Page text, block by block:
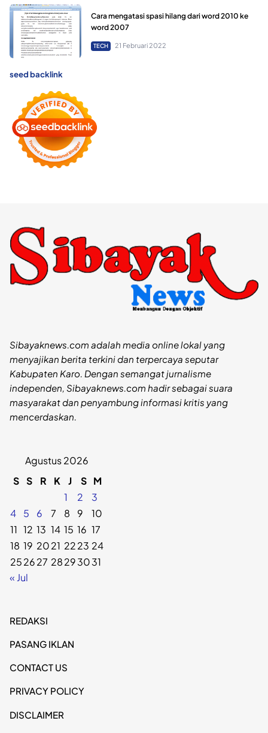
Cara mengatasi spasi hilang dari word 2010 ke
word 2007
TECH 21 Februari 2022
seed backlink
Sibayaknews.com adalah media online lokal yang
menyajikan berita terkini dan terpercaya seputar
Kabupaten Karo. Dengan semangat jurnalisme
independen, Sibayaknews.com hadir sebagai suara
masyarakat dan penyambung informasi kritis yang
mencerdaskan.
Agustus 2026
S S R K J S M
1
2
3
4
5 6 7 8 9
10
11 12 13 14 15 16 17
18 19 2021 2223 24
252627 28293031
« Jul
REDAKSI
PASANG IKLAN
CONTACT US
PRIVACY POLICY
DISCLAIMER